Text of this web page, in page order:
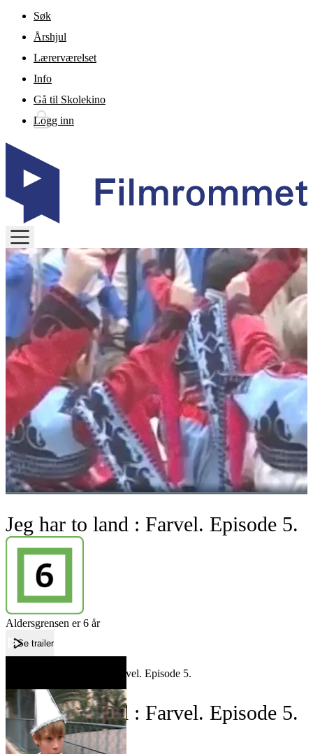
Gå til hovedinnhold
Søk
Årshjul
Lærerværelset
Info
Gå til Skolekino
Logg inn
TOGGLE
MENU
Jeg har to land : Farvel. Episode 5.
Aldersgrensen er 6 år
Se trailer
Jeg har to land : Farvel. Episode 5.
Jeg har to land : Farvel. Episode 5.
Forfatter: